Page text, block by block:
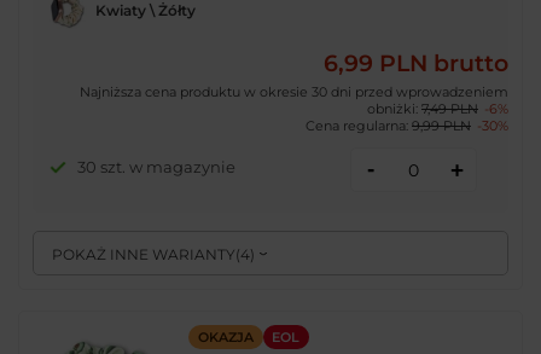
POKAŻ INNE WARIANTY(4)
Kwiaty \ Żółty
6,99 PLN brutto
Najniższa cena produktu w okresie 30 dni przed wprowadzeniem
obniżki: 7,49 PLN -6%
Cena regularna: 9,99 PLN -30%
30 szt. w magazynie - +
OKAZJA EOL